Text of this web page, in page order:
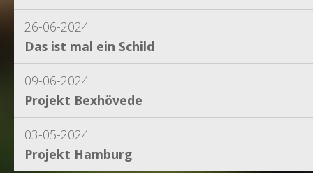
26-06-2024
Das ist mal ein Schild
09-06-2024
Projekt Bexhövede
03-05-2024
Projekt Hamburg